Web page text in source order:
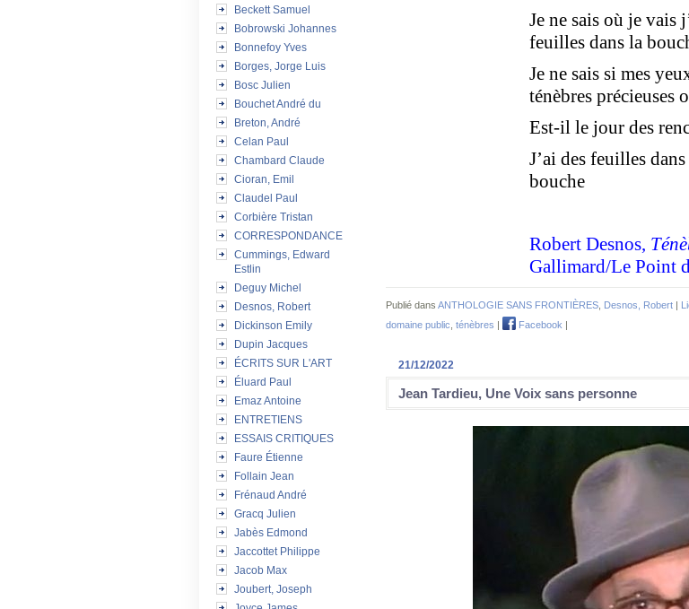
Beckett Samuel
Bobrowski Johannes
Bonnefoy Yves
Borges, Jorge Luis
Bosc Julien
Bouchet André du
Breton, André
Celan Paul
Chambard Claude
Cioran, Emil
Claudel Paul
Corbière Tristan
CORRESPONDANCE
Cummings, Edward
Estlin
Deguy Michel
Desnos, Robert
Dickinson Emily
Dupin Jacques
ÉCRITS SUR L'ART
Éluard Paul
Emaz Antoine
ENTRETIENS
ESSAIS CRITIQUES
Faure Étienne
Follain Jean
Frénaud André
Gracq Julien
Jabès Edmond
Jaccottet Philippe
Jacob Max
Joubert, Joseph
Je ne sais où je vais
feuilles dans la
Je ne sais si mes
ténèbres précieuses
Est-il le jour des
J’ai des feuilles
bouche
Robert Desnos,
Gallimard/Le Point
Publié dans ANTHOLOGIE SANS FRONTIÈRES Desnos, Robert |
domaine public ténèbres | Facebook |
21/12/2022
Jean Tardieu, Une Voix sans personne